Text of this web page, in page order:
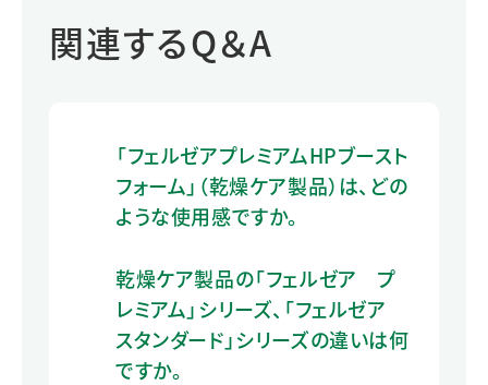
関連するQ＆A
「フェルゼアプレミアムHPブースト
フォーム」（乾燥ケア製品）は、どの
ような使用感ですか。
乾燥ケア製品の「フェルゼア プ
レミアム」シリーズ、「フェルゼア
スタンダード」シリーズの違いは何
ですか。